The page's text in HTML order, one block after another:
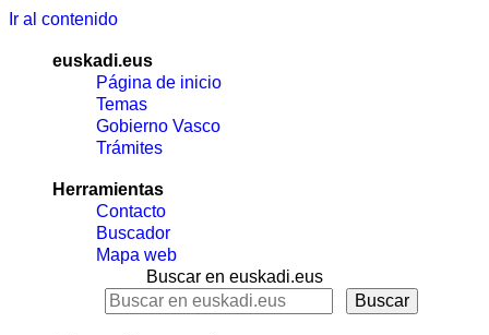
Ir al contenido
euskadi.eus
Página de inicio
Temas
Gobierno Vasco
Trámites
Herramientas
Contacto
Buscador
Mapa web
Buscar en euskadi.eus